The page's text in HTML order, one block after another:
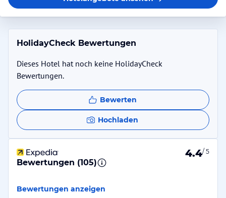
HolidayCheck Bewertungen
Dieses Hotel hat noch keine HolidayCheck
Bewertungen.
Bewerten
Hochladen
Bewertungen (105)
4.4/ 5
Bewertungen anzeigen